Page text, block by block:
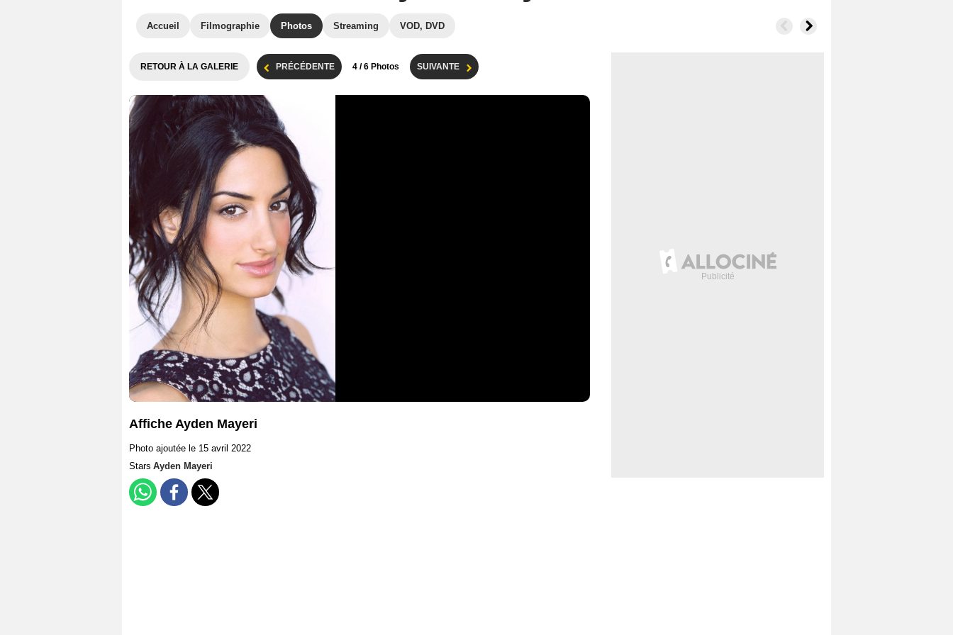
Accueil Filmographie Photos Streaming VOD, DVD
RETOUR À LA GALERIE PRÉCÉDENTE 4 / 6 Photos SUIVANTE
Affiche Ayden Mayeri
Photo ajoutée le 15 avril 2022
Stars Ayden Mayeri